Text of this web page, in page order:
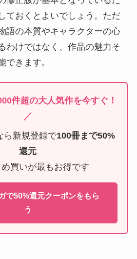
ておくとよいでしょう。ただ
語の本質やキャラクターの心
わけではなく、作品の魅力そ
できます。
件超の大人気作を今すぐ！
／
ら新規登録で100冊まで50%
還元
買いが最もお得です
で50%還元クーポンをもら
う